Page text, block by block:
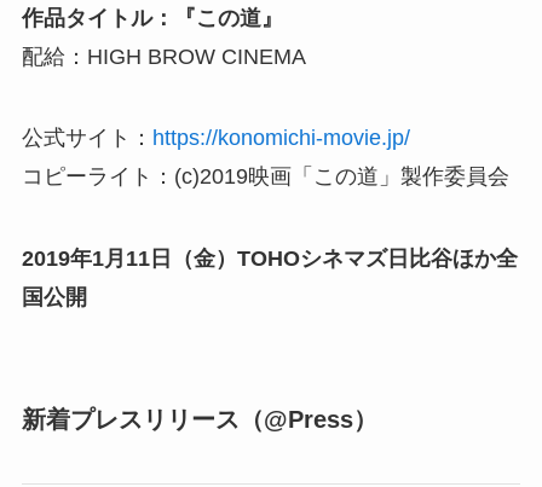
作品タイトル：『この道』
配給：HIGH BROW CINEMA
公式サイト： https://konomichi-movie.jp/
コピーライト：(c)2019映画「この道」製作委員会
2019年1月11日（金）TOHOシネマズ日比谷ほか全
国公開
新着プレスリリース（@Press）